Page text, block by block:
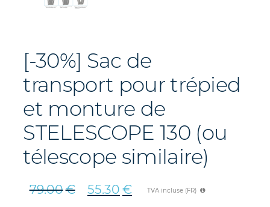
[-30%] Sac de
transport pour trépied
et monture de
STELESCOPE 130 (ou
télescope similaire)
79.00€
Le
55.30 €
Le
TVA incluse (FR)